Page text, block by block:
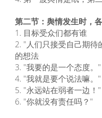
第二节：舆情发生时，
1. 目标受众们都有谁
2. "人们只接受自己期
的想法
3. "我要的是一个态度。"
4. "我就是要个说法嘛。"
5. "永远站在弱者一边！"
6. "你就没有责任吗？"